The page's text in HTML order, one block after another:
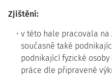
Zjištění:
v této hale pracovala na
současně také
podnikající fyzické
práce dle připravené